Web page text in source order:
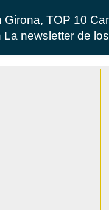
Girona, TOP 10
newsletter de